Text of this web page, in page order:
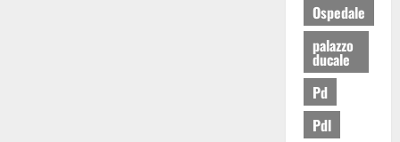
Ospedale
palazzo
ducale
Pd
Pdl